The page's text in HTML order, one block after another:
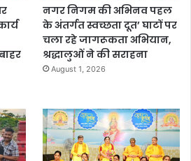
नगर निगम की अभिनव पहल
के अंतर्गत स्वच्छता दूत’ घाटों पर
चला रहे जागरूकता अभियान,
श्रद्धालुओं ने की सराहना
August 1, 2026